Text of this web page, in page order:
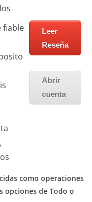
fiable
Leer
Reseña
Abrir
cuenta
como operaciones
opciones de Todo o